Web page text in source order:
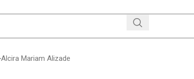
Alcira Mariam Alizade